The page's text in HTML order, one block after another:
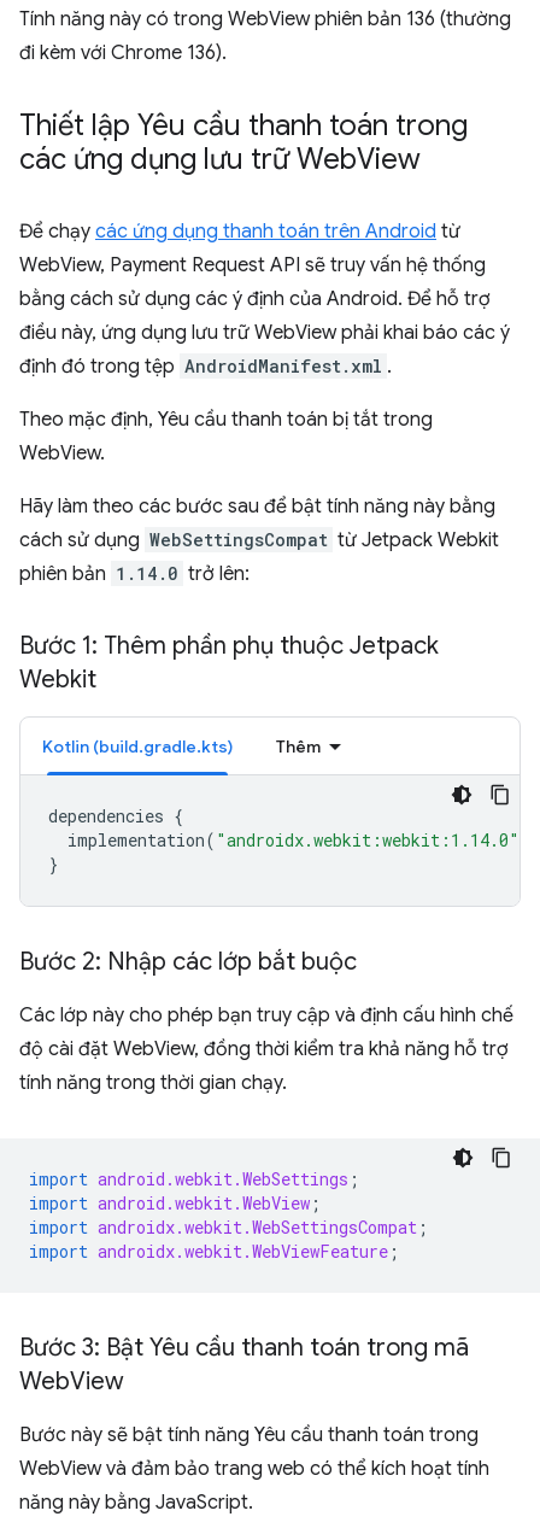
Tính năng này có trong WebView phiên bản 136 (thường
đi kèm với Chrome 136).
Thiết lập Yêu cầu thanh toán trong
các ứng dụng lưu trữ WebView
Để chạy các ứng dụng thanh toán trên Android từ
WebView, Payment Request API sẽ truy vấn hệ thống
bằng cách sử dụng các ý định của Android. Để hỗ trợ
điều này, ứng dụng lưu trữ WebView phải khai báo các ý
định đó trong tệp AndroidManifest.xml .
Theo mặc định, Yêu cầu thanh toán bị tắt trong
WebView.
Hãy làm theo các bước sau để bật tính năng này bằng
cách sử dụng WebSettingsCompat từ Jetpack Webkit
phiên bản 1.14.0 trở lên:
Bước 1: Thêm phần phụ thuộc Jetpack
Webkit
Kotlin (build.gradle.kts) Thêm
dependencies {
implementation( "androidx.webkit:webkit:1.14.0"
}
Bước 2: Nhập các lớp bắt buộc
Các lớp này cho phép bạn truy cập và định cấu hình chế
độ cài đặt WebView, đồng thời kiểm tra khả năng hỗ trợ
tính năng trong thời gian chạy.
import android.webkit.WebSettings ;
import android.webkit.WebView ;
import androidx.webkit.WebSettingsCompat ;
import androidx.webkit.WebViewFeature ;
Bước 3: Bật Yêu cầu thanh toán trong mã
WebView
Bước này sẽ bật tính năng Yêu cầu thanh toán trong
WebView và đảm bảo trang web có thể kích hoạt tính
năng này bằng JavaScript.